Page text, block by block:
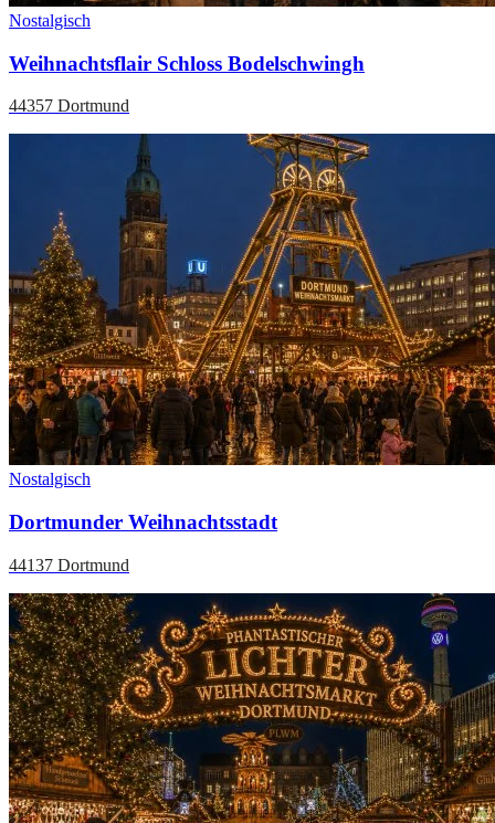
Nostalgisch
Weihnachtsflair Schloss Bodelschwingh
44357 Dortmund
Nostalgisch
Dortmunder Weihnachtsstadt
44137 Dortmund